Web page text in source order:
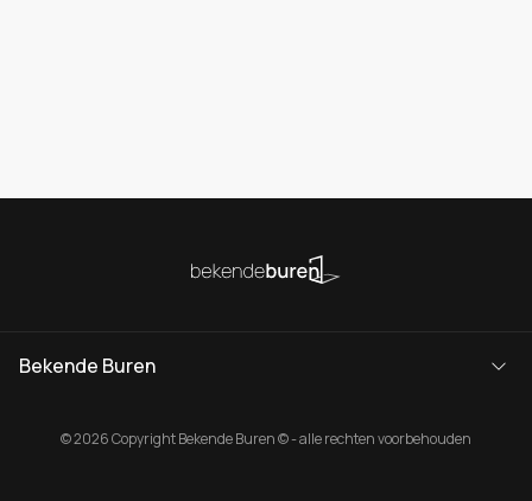
Bekende Buren
© 2026 Copyright Bekende Buren © - alle rechten voorbehouden